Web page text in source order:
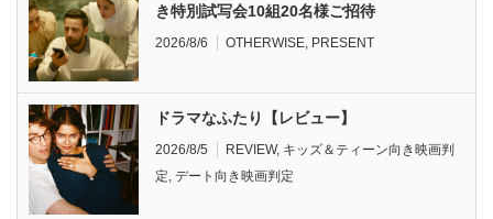
き特別試写会10組20名様ご招待
2026/8/6 OTHERWISE, PRESENT
ドラマなふたり【レビュー】
2026/8/5 REVIEW, キッズ＆ティーン向き映画判
定, デート向き映画判定